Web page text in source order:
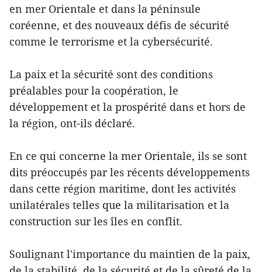
en mer Orientale et dans la péninsule
coréenne, et des nouveaux défis de sécurité
comme le terrorisme et la cybersécurité.
La paix et la sécurité sont des conditions
préalables pour la coopération, le
développement et la prospérité dans et hors de
la région, ont-ils déclaré.
En ce qui concerne la mer Orientale, ils se sont
dits préoccupés par les récents développements
dans cette région maritime, dont les activités
unilatérales telles que la militarisation et la
construction sur les îles en conflit.
Soulignant l'importance du maintien de la paix,